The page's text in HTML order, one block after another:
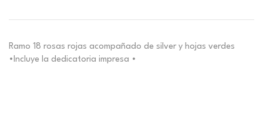
Ramo 18 rosas rojas acompañado de silver y hojas verdes
•Incluye la dedicatoria impresa •